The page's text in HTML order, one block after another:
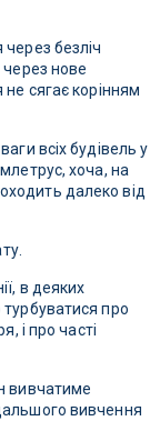
безліч
через нове
сягає корінням
всіх будівель у
хоча, на
далеко від
в деяких
про
і про часті
вивчатиме
вивчення